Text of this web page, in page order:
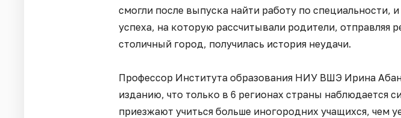
смогли после выпуска найти работу по специальности,
успеха, на которую рассчитывали родители, отправляя
столичный город, получилась история неудачи.
Профессор Института образования НИУ ВШЭ Ирина
изданию, что только в 6 регионах страны наблюдается
приезжают учиться больше иногородних учащихся, чем